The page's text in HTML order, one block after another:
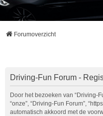
Forumoverzicht
Driving-Fun Forum -
Door het bezoeken van “Driving-
“onze”, “Driving-Fun Forum”,
automatisch akkoord met de